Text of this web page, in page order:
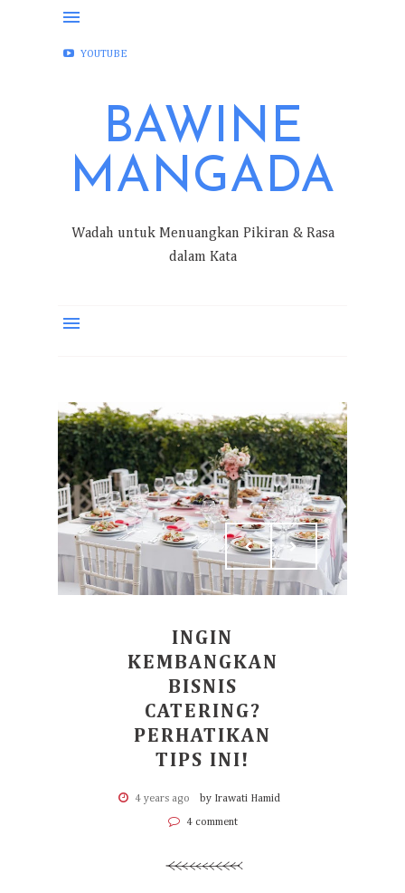
FACEBOOK
YOUTUBE
BAWINE
MANGADA
Wadah untuk Menuangkan Pikiran & Rasa
dalam Kata
INGIN
KEMBANGKAN
BISNIS
CATERING?
PERHATIKAN
TIPS INI!
4 years ago by Irawati Hamid
4 comment